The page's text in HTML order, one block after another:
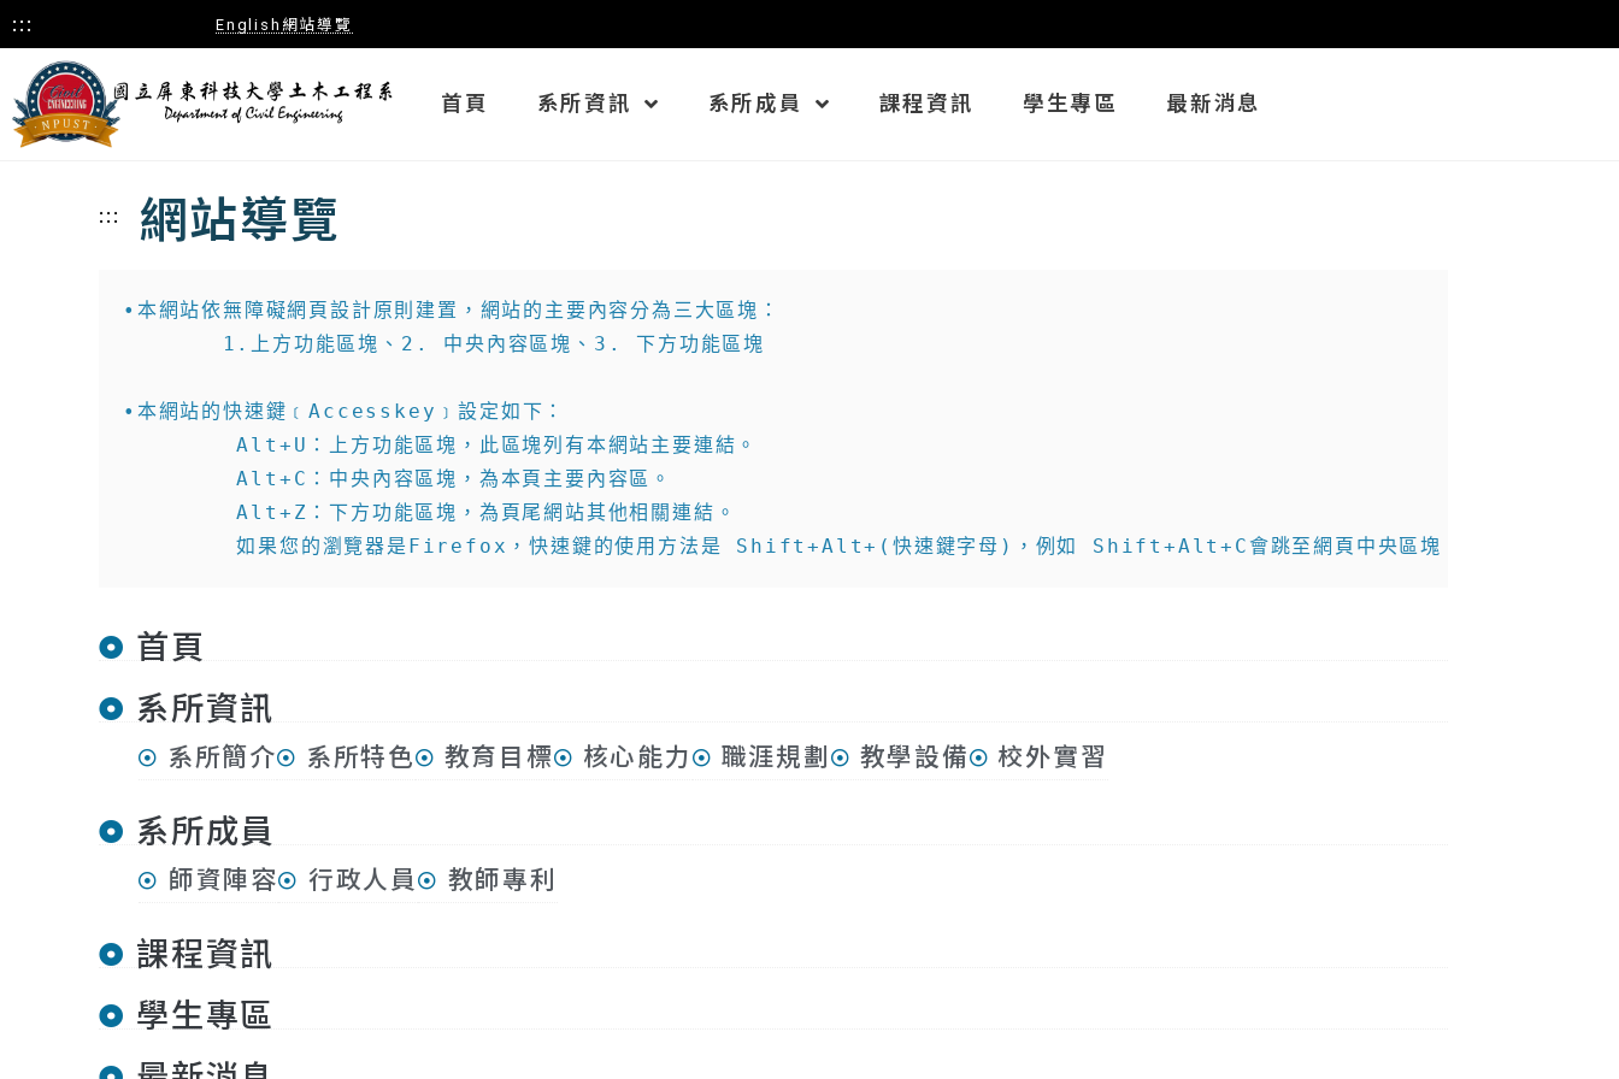
::: English 網站導覽
首頁 系所資訊 系所成員 課程資訊 學生專區 最新消息
::: 網站導覽
•本網站依無障礙網頁設計原則建置，網站的主要內容分為三大區塊：
       1.上方功能區塊、2. 中央內容區塊、3. 下方功能區塊
•本網站的快速鍵﹝Accesskey﹞設定如下：
        Alt+U：上方功能區塊，此區塊列有本網站主要連結。
        Alt+C：中央內容區塊，為本頁主要內容區。
        Alt+Z：下方功能區塊，為頁尾網站其他相關連結。
        如果您的瀏覽器是Firefox，快速鍵的使用方法是 Shift+Alt+(快速鍵字母)，例如 Shift+Alt+C會跳至網頁中央區塊，以此類推。
首頁
系所資訊
系所簡介 系所特色 教育目標 核心能力 職涯規劃 教學設備 校外實習
系所成員
師資陣容 行政人員 教師專利
課程資訊
學生專區